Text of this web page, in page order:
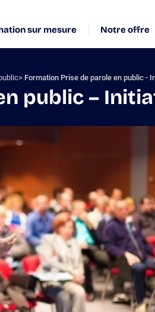
sur mesure Notre offre
Formation Prise de parole en public -
public –